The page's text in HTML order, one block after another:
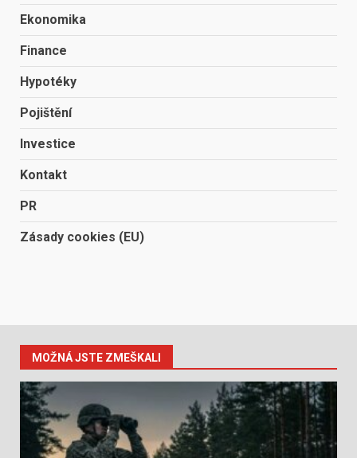
Ekonomika
Finance
Hypotéky
Pojištění
Investice
Kontakt
PR
Zásady cookies (EU)
MOŽNÁ JSTE ZMEŠKALI